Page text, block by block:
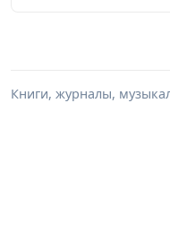
Книги, журналы,